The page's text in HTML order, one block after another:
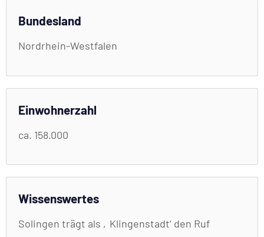
Bundesland
Nordrhein-Westfalen
Einwohnerzahl
ca. 158.000
Wissenswertes
Solingen trägt als ‚Klingenstadt‘ den Ruf